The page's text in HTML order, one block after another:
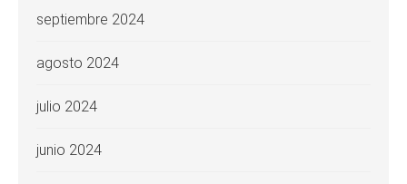
septiembre 2024
agosto 2024
julio 2024
junio 2024